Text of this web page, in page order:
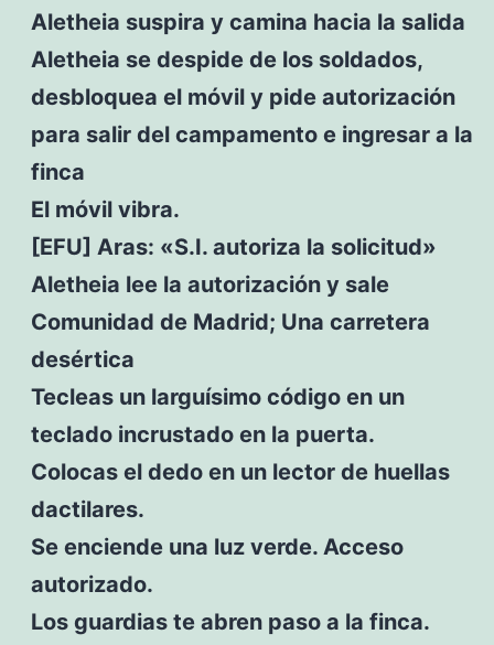
Aletheia suspira y camina hacia la salida
Aletheia se despide de los soldados,
desbloquea el móvil y pide autorización
para salir del campamento e ingresar a la
finca
El móvil vibra.
[EFU] Aras: «S.I. autoriza la solicitud»
Aletheia lee la autorización y sale
Comunidad de Madrid; Una carretera
desértica
Tecleas un larguísimo código en un
teclado incrustado en la puerta.
Colocas el dedo en un lector de huellas
dactilares.
Se enciende una luz verde. Acceso
autorizado.
Los guardias te abren paso a la finca.